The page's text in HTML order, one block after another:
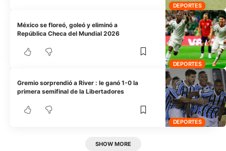
DEPORTES
DEPORTES
México se floreó, goleó y eliminó a
República Checa del Mundial 2026
DEPORTES
Gremio sorprendió a River : le ganó 1-0 la
primera semifinal de la Libertadores
SHOW MORE